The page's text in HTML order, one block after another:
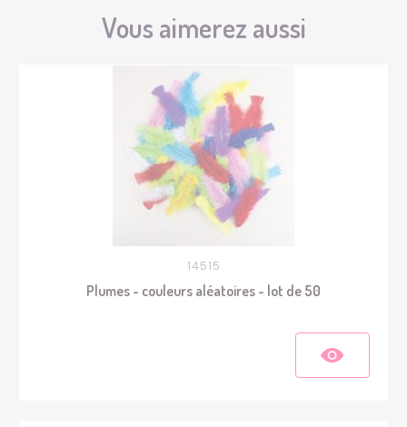
Vous aimerez aussi
14515
Plumes - couleurs aléatoires - lot de 50